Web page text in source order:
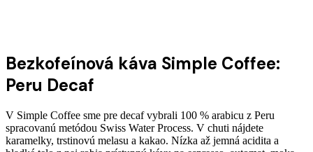
Bezkofeínová káva Simple Coffee:
Peru Decaf
V Simple Coffee sme pre decaf vybrali 100 % arabicu z Peru
spracovanú metódou Swiss Water Process. V chuti nájdete
karamelky, trstinovú melasu a kakao. Nízka až jemná acidita a